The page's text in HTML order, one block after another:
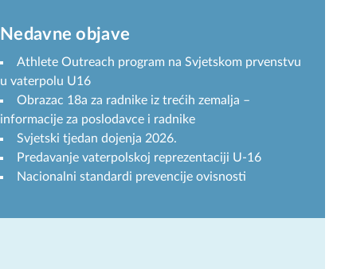
Nedavne objave
Athlete Outreach program na Svjetskom prvenstvu
u vaterpolu U16
Obrazac 18a za radnike iz trećih zemalja –
informacije za poslodavce i radnike
Svjetski tjedan dojenja 2026.
Predavanje vaterpolskoj reprezentaciji U-16
Nacionalni standardi prevencije ovisnosti